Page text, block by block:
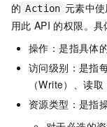
的 Action 元素中
用此 API 的权限。具
操作：是指具体
访问级别：是指
（Write）、读
资源类型：是指